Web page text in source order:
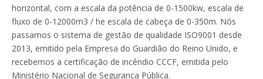
horizontal, com a escala da potência de 0-1500kw, escala de
fluxo de 0-12000m3 / he escala de cabeça de 0-350m. Nós
passamos o sistema de gestão de qualidade ISO9001 desde
2013, emitido pela Empresa do Guardião do Reino Unido, e
recebemos a certificação de incêndio CCCF, emitida pelo
Ministério Nacional de Segurança Pública.